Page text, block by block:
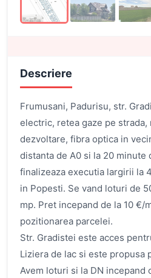
Descriere
Frumusani, Padurisu, str.
electric, retea gaze pe strada,
dezvoltare, fibra optica in
distanta de A0 si la 20 minute
finalizeaza executia largirii la
in Popesti. Se vand loturi de
mp. Pret incepand de la 10 €/
pozitionarea parcelei.
Str. Gradistei este acces
Liziera de lac si este propusa
Avem loturi si la DN incepand